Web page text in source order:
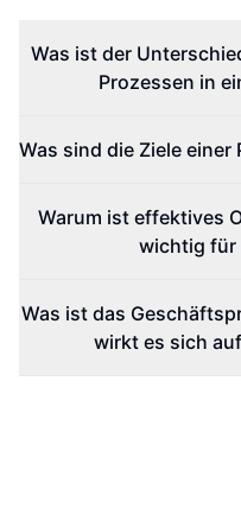
Was ist der
Prozessen in
Was sind die Ziele
Warum ist effektives
wichtig für
Was ist das
wirkt es sich